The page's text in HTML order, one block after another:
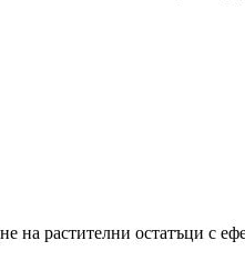
на растителни остатъци с